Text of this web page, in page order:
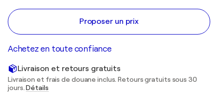
Proposer un prix
Achetez en toute confiance
Livraison et retours gratuits
Livraison et frais de douane inclus. Retours gratuits sous 30
jours.Détails